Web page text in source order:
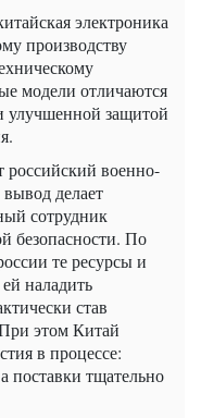
электроника
производству
модели отличаются
улучшенной защитой
российский военно-
делает
сотрудник
безопасности. По
те ресурсы и
наладить
став
этом Китай
в процессе:
поставки тщательно